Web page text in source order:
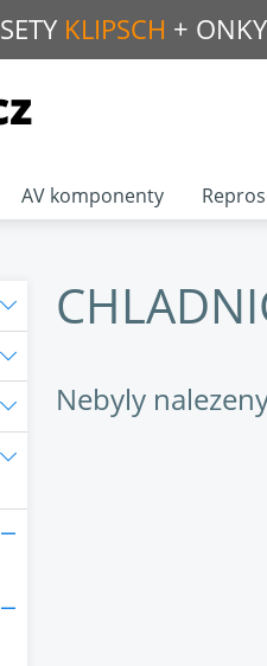
SETY KLIPSCH +
Nebyly
AV komponenty